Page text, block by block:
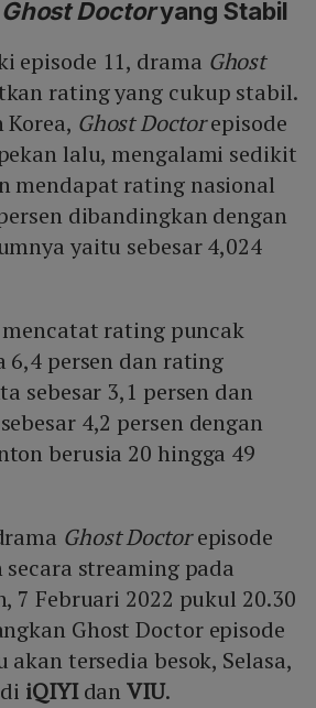
Ghost Doctoryang Stabil
episode 11, drama Ghost
rating yang cukup stabil.
Ghost Doctorepisode
lalu, mengalami sedikit
mendapat rating nasional
dibandingkan dengan
yaitu sebesar 4,024
rating puncak
6,4 persen dan rating
sebesar 3,1 persen dan
4,2 persen dengan
berusia 20 hingga 49
Ghost Doctorepisode
streaming pada
7 Februari 2022 pukul 20.30
Ghost Doctor episode
akan tersedia besok, Selasa,
iQIYIdanVIU.